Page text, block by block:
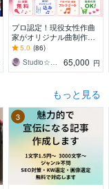
プロ認定！現役女性作曲
家がオリジナル曲制作し
ます ☆丸投げOK！☆商
業クオリティ☆作詞・作
曲・編曲まで対応
5.0 (86)
65,000 円
もっと見る
3